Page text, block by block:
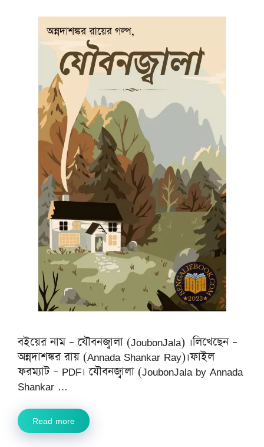
বইয়ের নাম – যৌবনজ্বালা (JoubonJala) ।লিখেছেন –
অন্নদাশঙ্কর রায় (Annada Shankar Ray)।ফাইল
ফরম্যাট – PDF। যৌবনজ্বালা (JoubonJala by Annada
Shankar …
Read more